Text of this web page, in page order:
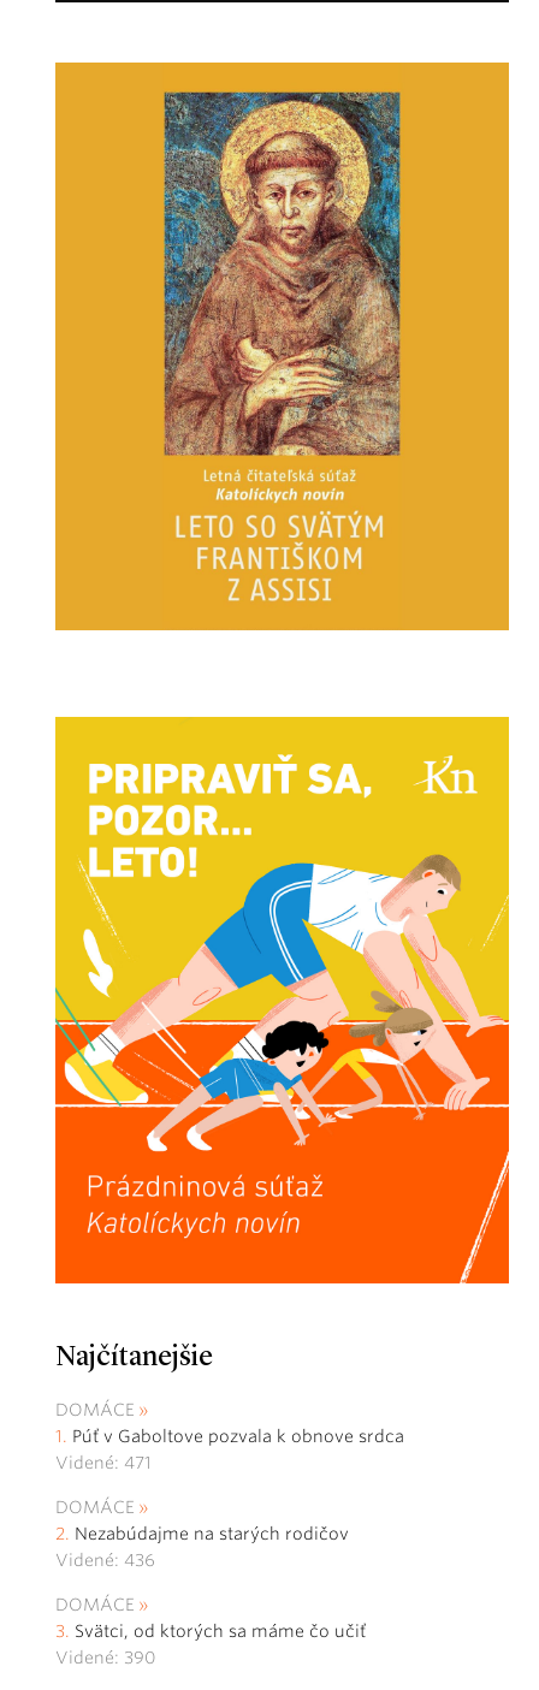
Najčítanejšie
DOMÁCE
Púť v Gaboltove pozvala k obnove srdca
Videné: 471
DOMÁCE
Nezabúdajme na starých rodičov
Videné: 436
DOMÁCE
Svätci, od ktorých sa máme čo učiť
Videné: 390